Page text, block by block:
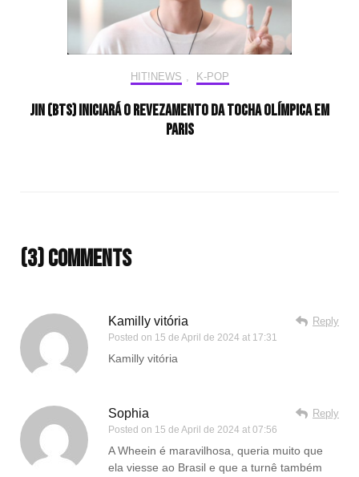
HIT!NEWS , K-POP
Jin (BTS) iniciará o revezamento da tocha olímpica em
Paris
(3) Comments
Kamilly vitória
Posted on 15 de April de 2024 at 17:31
Reply
Kamilly vitória
Sophia
Posted on 15 de April de 2024 at 07:56
Reply
A Wheein é maravilhosa, queria muito que
ela viesse ao Brasil e que a turnê também